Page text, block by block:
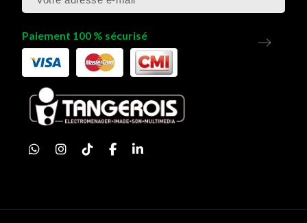
Paiement 100 % sécurisé